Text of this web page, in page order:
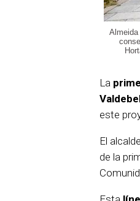
Almeida
La
este
El
de la